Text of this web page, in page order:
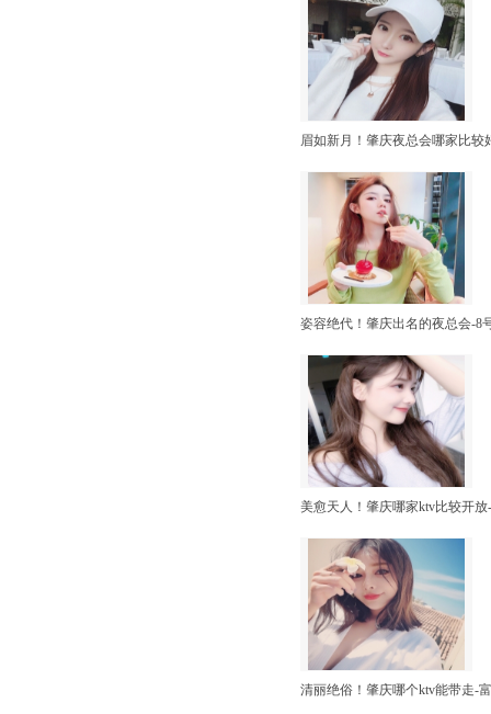
眉如新月！肇庆夜总会哪家比较
姿容绝代！肇庆出名的夜总会-8
美愈天人！肇庆哪家ktv比较开
清丽绝俗！肇庆哪个ktv能带走-